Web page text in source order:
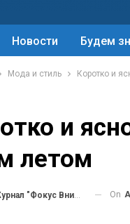
Новости Будем
Мода и стиль Коротко и
и
летом
"Фокус Внимания" On